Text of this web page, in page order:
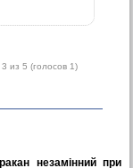
3 из 5 (голосов 1)
незамінний при